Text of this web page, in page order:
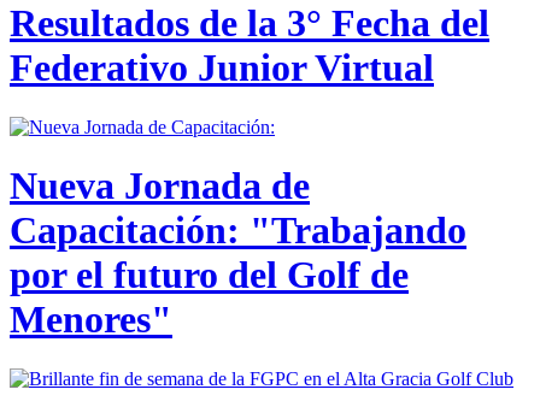
Resultados de la 3° Fecha del
Federativo Junior Virtual
Nueva Jornada de
Capacitación: "Trabajando
por el futuro del Golf de
Menores"